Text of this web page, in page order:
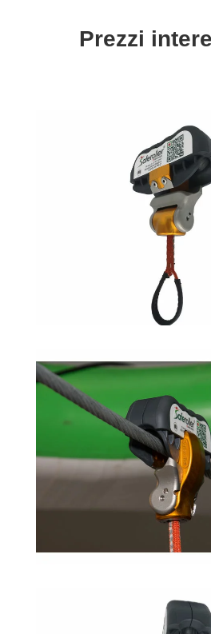
Prezzi